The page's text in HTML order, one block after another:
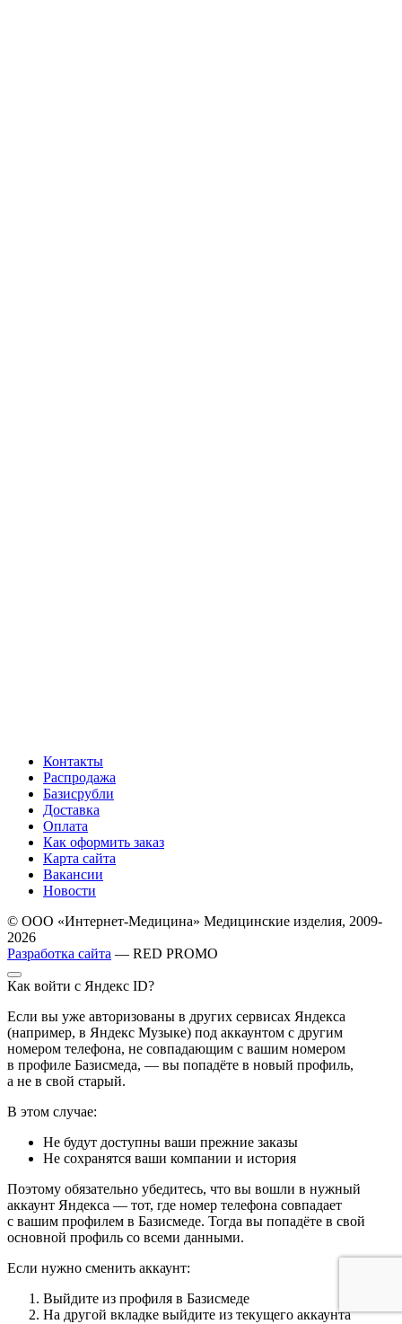
Контакты
Распродажа
Базисрубли
Доставка
Оплата
Как оформить заказ
Карта сайта
Вакансии
Новости
© ООО «Интернет-Медицина» Медицинские изделия, 2009-
2026
Разработка сайта — RED PROMO
Как войти с Яндекс ID?
Если вы уже авторизованы в других сервисах Яндекса
(например, в Яндекс Музыке) под аккаунтом с другим
номером телефона, не совпадающим с вашим номером
в профиле Базисмеда, — вы попадёте в новый профиль,
а не в свой старый.
В этом случае:
Не будут доступны ваши прежние заказы
Не сохранятся ваши компании и история
Поэтому обязательно убедитесь, что вы вошли в нужный
аккаунт Яндекса — тот, где номер телефона совпадает
с вашим профилем в Базисмеде. Тогда вы попадёте в свой
основной профиль со всеми данными.
Если нужно сменить аккаунт:
Выйдите из профиля в Базисмеде
На другой вкладке выйдите из текущего аккаунта